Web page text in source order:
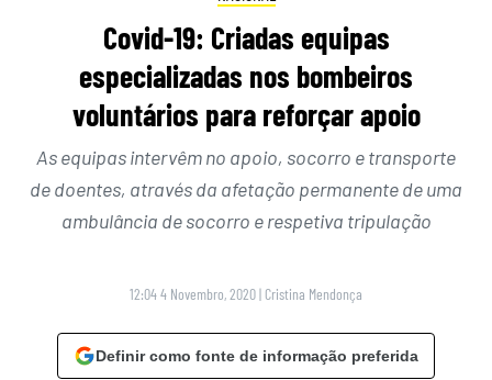
Covid-19: Criadas equipas
especializadas nos bombeiros
voluntários para reforçar apoio
As equipas intervêm no apoio, socorro e transporte
de doentes, através da afetação permanente de uma
ambulância de socorro e respetiva tripulação
12:04 4 Novembro, 2020| Cristina Mendonça
Definir como fonte de informação preferida